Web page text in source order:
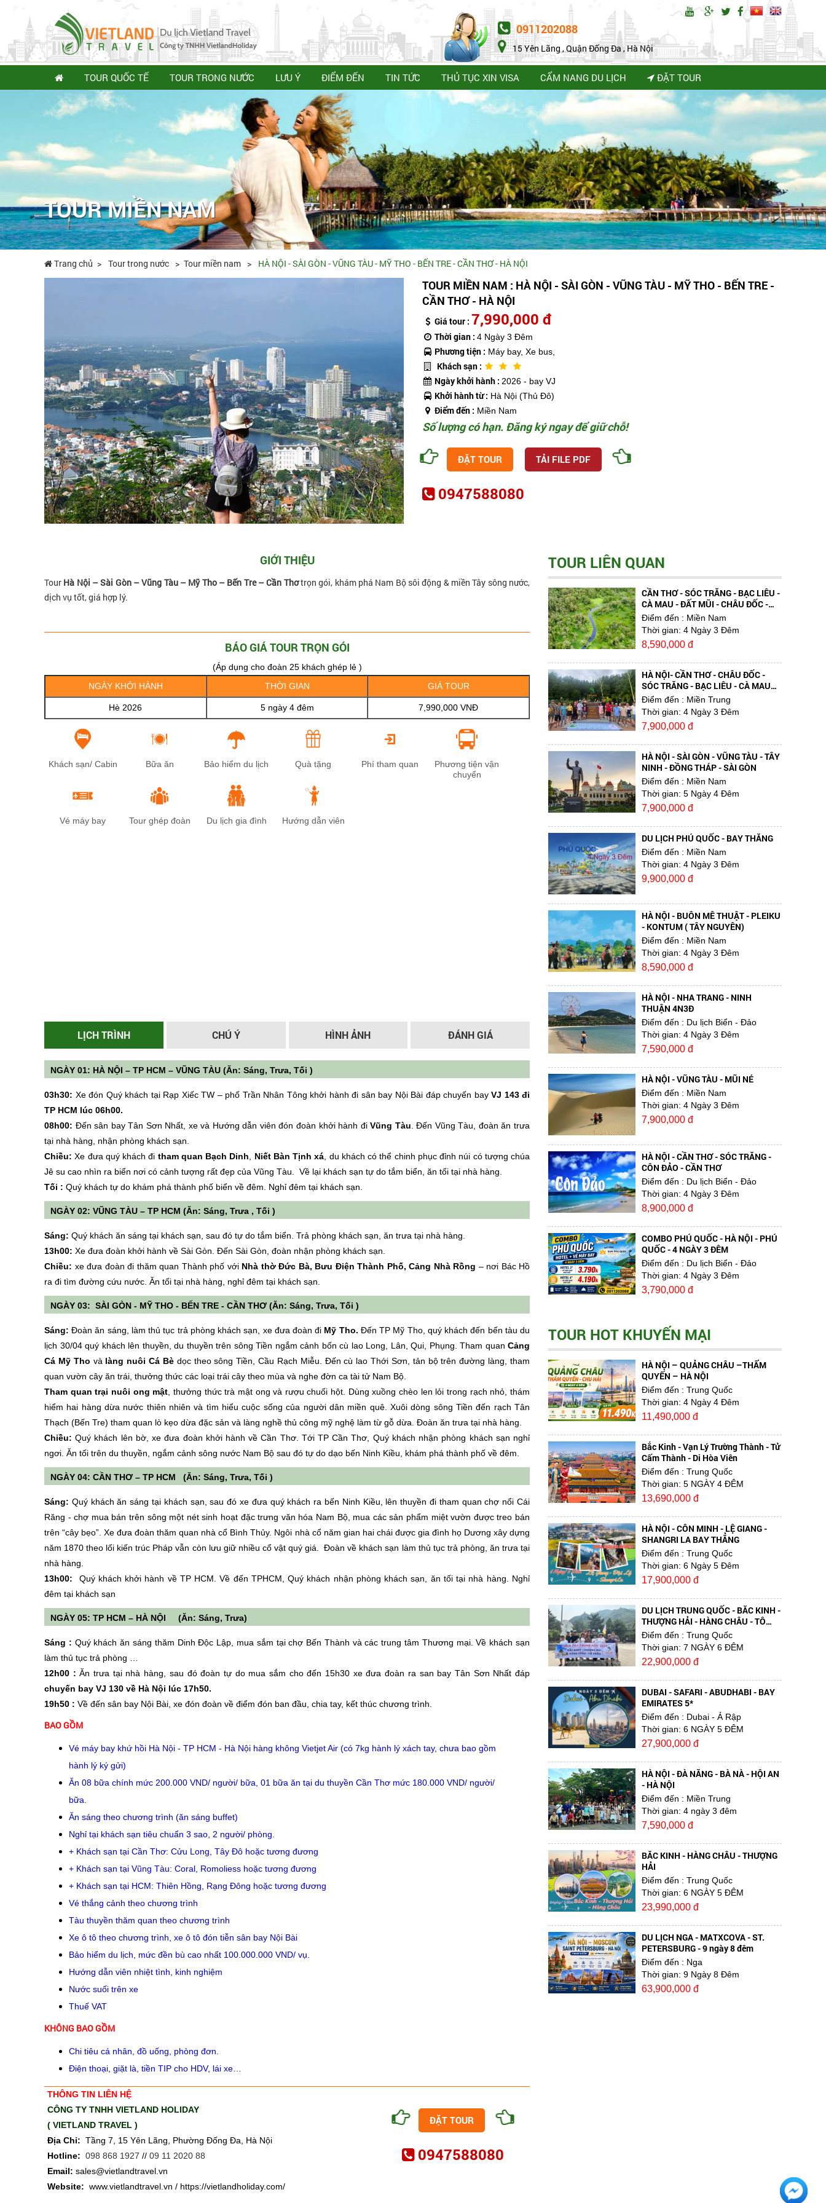
0911202088
15 Yên Lãng , Quận Đống Đa , Hà Nội
TOUR QUỐC TẾ TOUR TRONG NƯỚC LƯU Ý ĐIỂM ĐẾN TIN TỨC THỦ TỤC XIN VISA CẨM NANG DU LỊCH ĐẶT TOUR
TOUR MIỀN NAM
Trang chủ Tour trong nước Tour miền nam HÀ NỘI - SÀI GÒN - VŨNG TÀU - MỸ THO - BẾN TRE - CẦN THƠ - HÀ NỘI
TOUR MIỀN NAM : HÀ NỘI - SÀI GÒN - VŨNG TÀU - MỸ THO - BẾN TRE -
CẦN THƠ - HÀ NỘI
Giá tour : 7,990,000 đ
Thời gian : 4 Ngày 3 Đêm
Phương tiện : Máy bay, Xe bus,
Khách sạn :
Ngày khởi hành : 2026 - bay VJ
Khởi hành từ : Hà Nội (Thủ Đô)
Điểm đến : Miền Nam
Số lượng có hạn. Đăng ký ngay để giữ chỗ!
ĐẶT TOUR TẢI FILE PDF
0947588080
GIỚI THIỆU
Tour Hà Nội – Sài Gòn – Vũng Tàu – Mỹ Tho – Bến Tre – Cần Thơtrọn gói, khám phá Nam Bộ sôi động & miền Tây sông nước,
dịch vụ tốt, giá hợp lý.
BÁO GIÁ TOUR TRỌN GÓI
(Áp dụng cho đoàn 25 khách ghép lẻ )
NGÀY KHỞI HÀNH
THỜI GIAN GIÁ TOUR
Hè 2026 5 ngày 4 đêm 7,990,000 VNĐ
Khách sạn/ Cabin Bữa ăn Bảo hiểm du lịch Quà tặng Phí tham quan
Phương tiện vận
chuyển
Vé máy bay Tour ghép đoàn Du lịch gia đình Hướng dẫn viên
LỊCH TRÌNH CHÚ Ý HÌNH ẢNH ĐÁNH GIÁ
NGÀY 01: HÀ NỘI – TP HCM – VŨNG TÀU (Ăn: Sáng, Trưa, Tối )
03h30: Xe đón Quý khách tại Rạp Xiếc TW – phố Trần Nhân Tông khởi hành đi sân bay Nội Bài đáp chuyến bay VJ 143 đi
TP HCM lúc 06h00.
08h00: Đến sân bay Tân Sơn Nhất, xe và Hướng dẫn viên đón đoàn khởi hành điVũng Tàu . Đến Vũng Tàu, đoàn ăn trưa
tại nhà hàng, nhận phòng khách sạn.
Chiều:Xe đưa quý khách đi tham quan Bạch Dinh Niết Bàn Tịnh xá , du khách có thể chinh phục đỉnh núi có tượng chúa
Jê su cao nhìn ra biển nơi có cảnh tượng rất đẹp của Vũng Tàu. Về lại khách sạn tự do tắm biển, ăn tối tại nhà hàng.
Tối : Quý khách tự do khám phá thành phố biển về đêm. Nghỉ đêm tại khách sạn.
NGÀY 02: VŨNG TÀU – TP HCM (Ăn: Sáng, Trưa , Tối )
Sáng: Quý khách ăn sáng tại khách sạn, sau đó tự do tắm biển. Trả phòng khách sạn, ăn trưa tại nhà hàng.
13h00: Xe đưa đoàn khởi hành về Sài Gòn. Đến Sài Gòn, đoàn nhận phòng khách sạn.
Chiều: xe đưa đoàn đi thăm quan Thành phố vớiNhà thờ Đức Bà, Bưu Điện Thành Phố, Cảng Nhà Rồng – nơi Bác Hồ
ra đi tìm đường cứu nước. Ăn tối tại nhà hàng, nghỉ đêm tại khách sạn.
NGÀY 03: SÀI GÒN - MỸ THO - BẾN TRE - CẦN THƠ (Ăn: Sáng, Trưa, Tối )
Sáng: Đoàn ăn sáng, làm thủ tục trả phòng khách sạn, xe đưa đoàn đi Mỹ Tho. Đến TP Mỹ Tho, quý khách đến bến tàu du
lịch 30/04 quý khách lên thuyền, du thuyền trên sông Tiền ngắm cảnh bốn cù lao Long, Lân, Qui, Phụng. Tham quan Cảng
Cá Mỹ Tho và làng nuôi Cá Bè dọc theo sông Tiền, Cầu Rạch Miễu. Đến cù lao Thới Sơn, tản bộ trên đường làng, tham
quan vườn cây ăn trái, thưởng thức các loại trái cây theo mùa và nghe đờn ca tài tử Nam Bộ.
Tham quan trại nuôi ong mật , thưởng thức trà mật ong và rượu chuối hột. Dùng xuồng chèo len lỏi trong rạch nhỏ, thám
hiểm hai hàng dừa nước thiên nhiên và tìm hiểu cuộc sống của người dân miền quê. Xuôi dòng sông Tiền đến rạch Tân
Thạch (Bến Tre) tham quan lò kẹo dừa đặc sản và làng nghề thủ công mỹ nghệ làm từ gỗ dừa. Đoàn ăn trưa tại nhà hàng.
Chiều:Quý khách lên bờ, xe đưa đoàn khởi hành về Cần Thơ. Tới TP Cần Thơ, Quý khách nhận phòng khách sạn nghỉ
ngơi. Ăn tối trên du thuyền, ngắm cảnh sông nước Nam Bộ sau đó tự do dạo bến Ninh Kiều, khám phá thành phố về đêm.
NGÀY 04: CẦN THƠ – TP HCM (Ăn: Sáng, Trưa, Tối )
Sáng: Quý khách ăn sáng tại khách sạn, sau đó xe đưa quý khách ra bến Ninh Kiều, lên thuyền đi tham quan chợ nổi Cái
Răng - chợ mua bán trên sông một nét sinh hoạt đặc trưng văn hóa Nam Bộ, mua các sản phẩm miệt vườn được treo bán
trên “cây bẹo”. Xe đưa đoàn thăm quan nhà cổ Bình Thủy. Ngôi nhà cổ năm gian hai chái được gia đình họ Dương xây dựng
năm 1870 theo lối kiến trúc Pháp vẫn còn lưu giữ nhiều cổ vật quý giá. Đoàn về khách sạn làm thủ tục trả phòng, ăn trưa tại
nhà hàng.
13h00: Quý khách khởi hành về TP HCM. Về đến TPHCM, Quý khách nhận phòng khách sạn, ăn tối tại nhà hàng. Nghỉ
đêm tại khách sạn
NGÀY 05: TP HCM – HÀ NỘI (Ăn: Sáng, Trưa)
Sáng : Quý khách ăn sáng thăm Dinh Độc Lập, mua sắm tại chợ Bến Thành và các trung tâm Thương mại. Về khách sạn
làm thủ tục trả phòng …
12h00 :Ăn trưa tại nhà hàng, sau đó đoàn tự do mua sắm cho đến 15h30 xe đưa đoàn ra san bay Tân Sơn Nhất đáp
chuyến bay VJ 130 về Hà Nội lúc 17h50.
19h50 : Về đến sân bay Nội Bài, xe đón đoàn về điểm đón ban đầu, chia tay, kết thúc chương trình.
BAO GỒM
Vé máy bay khứ hồi Hà Nội - TP HCM - Hà Nội hàng không Vietjet Air (có 7kg hành lý xách tay, chưa bao gồm
hành lý ký gửi)
Ăn 08 bữa chính mức 200.000 VND/ người/ bữa, 01 bữa ăn tại du thuyền Cần Thơ mức 180.000 VND/ người/
bữa.
Ăn sáng theo chương trình (ăn sáng buffet)
Nghỉ tại khách sạn tiêu chuẩn 3 sao, 2 người/ phòng.
+ Khách sạn tại Cần Thơ: Cửu Long, Tây Đô hoặc tương đương
+ Khách sạn tại Vũng Tàu: Coral, Romoliess hoặc tương đương
+ Khách sạn tại HCM: Thiên Hồng, Rạng Đông hoặc tương đương
Vé thắng cảnh theo chương trình
Tàu thuyền thăm quan theo chương trình
Xe ô tô theo chương trình, xe ô tô đón tiễn sân bay Nội Bài
Bảo hiểm du lịch, mức đền bù cao nhất 100.000.000 VND/ vụ.
Hướng dẫn viên nhiệt tình, kinh nghiệm
Nước suối trên xe
Thuế VAT
KHÔNG BAO GỒM
Chi tiêu cá nhân, đồ uống, phòng đơn.
Điện thoại, giặt là, tiền TIP cho HDV, lái xe…
THÔNG TIN LIÊN HỆ
CÔNG TY TNHH VIETLAND HOLIDAY
( VIETLAND TRAVEL )
Địa Chỉ: Tầng 7, 15 Yên Lãng, Phường Đống Đa, Hà Nội
Hotline: 098 868 1927 // 09 11 2020 88
Email: sales@vietlandtravel.vn
Website: www.vietlandtravel.vn / https://vietlandholiday.com/
ĐẶT TOUR
0947588080
TOUR LIÊN QUAN
CẦN THƠ - SÓC TRĂNG - BẠC LIÊU -
CÀ MAU - ĐẤT MŨI - CHÂU ĐỐC -
CẦN THƠ
Điểm đến : Miền Nam
Thời gian: 4 Ngày 3 Đêm
8,590,000 đ
HÀ NỘI- CẦN THƠ - CHÂU ĐỐC -
SÓC TRĂNG - BẠC LIÊU - CÀ MAU
(4N3Đ)
Điểm đến : Miền Trung
Thời gian: 4 Ngày 3 Đêm
7,900,000 đ
HÀ NỘI - SÀI GÒN - VŨNG TÀU - TÂY
NINH - ĐỒNG THÁP - SÀI GÒN
Điểm đến : Miền Nam
Thời gian: 5 Ngày 4 Đêm
7,900,000 đ
DU LỊCH PHÚ QUỐC - BAY THẲNG
Điểm đến : Miền Nam
Thời gian: 4 Ngày 3 Đêm
9,900,000 đ
HÀ NỘI - BUÔN MÊ THUẬT - PLEIKU
- KONTUM ( TÂY NGUYÊN)
Điểm đến : Miền Nam
Thời gian: 4 Ngày 3 Đêm
8,590,000 đ
HÀ NỘI - NHA TRANG - NINH
THUẬN 4N3Đ
Điểm đến : Du lịch Biển - Đảo
Thời gian: 4 Ngày 3 Đêm
7,590,000 đ
HÀ NỘI - VŨNG TÀU - MŨI NÉ
Điểm đến : Miền Nam
Thời gian: 4 Ngày 3 Đêm
7,900,000 đ
HÀ NỘI - CẦN THƠ - SÓC TRĂNG -
CÔN ĐẢO - CẦN THƠ
Điểm đến : Du lịch Biển - Đảo
Thời gian: 4 Ngày 3 Đêm
8,900,000 đ
COMBO PHÚ QUỐC - HÀ NỘI - PHÚ
QUỐC - 4 NGÀY 3 ĐÊM
Điểm đến : Du lịch Biển - Đảo
Thời gian: 4 Ngày 3 Đêm
3,790,000 đ
TOUR HOT KHUYẾN MẠI
HÀ NỘI – QUẢNG CHÂU –THẨM
QUYẾN – HÀ NỘI
Điểm đến : Trung Quốc
Thời gian: 4 Ngày 4 Đêm
11,490,000 đ
Bắc Kinh - Vạn Lý Trường Thành - Tử
Cấm Thành - Di Hòa Viên
Điểm đến : Trung Quốc
Thời gian: 5 NGÀY 4 ĐÊM
13,690,000 đ
HÀ NỘI - CÔN MINH - LỆ GIANG -
SHANGRI LA BAY THẲNG
Điểm đến : Trung Quốc
Thời gian: 6 Ngày 5 Đêm
17,900,000 đ
DU LỊCH TRUNG QUỐC - BẮC KINH -
THƯỢNG HẢI - HÀNG CHÂU - TÔ
CHÂU
Điểm đến : Trung Quốc
Thời gian: 7 NGÀY 6 ĐÊM
22,900,000 đ
DUBAI - SAFARI - ABUDHABI - BAY
EMIRATES 5*
Điểm đến : Dubai - Ả Rập
Thời gian: 6 NGÀY 5 ĐÊM
27,900,000 đ
HÀ NỘI - ĐÀ NẴNG - BÀ NÀ - HỘI AN
- HÀ NỘI
Điểm đến : Miền Trung
Thời gian: 4 ngày 3 đêm
7,590,000 đ
BẮC KINH - HÀNG CHÂU - THƯỢNG
HẢI
Điểm đến : Trung Quốc
Thời gian: 6 NGÀY 5 ĐÊM
23,990,000 đ
DU LỊCH NGA - MATXCOVA - ST.
PETERSBURG - 9 ngày 8 đêm
Điểm đến : Nga
Thời gian: 9 Ngày 8 Đêm
63,900,000 đ